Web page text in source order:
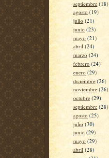
septiembre (18)
agosto (19)
julio (21)
junio (23)
mayo (21)
abril (24)
marzo (24)
febrero (24)
enero (29)
diciembre (26)
noviembre (26)
octubre (29)
septiembre (28)
agosto (25)
julio (30)
junio (29)
mayo (29)
abril (28)